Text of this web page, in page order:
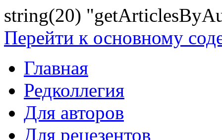
string(20)
Перейти к основному
Главная
Редколлегия
Для авторов
Для рецезентов